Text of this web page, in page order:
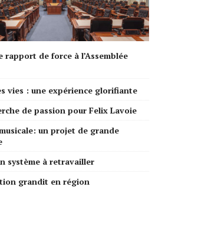
rapport de force à l’Assemblée
vies : une expérience glorifiante
de passion pour Felix Lavoie
un projet de grande
système à retravailler
grandit en région